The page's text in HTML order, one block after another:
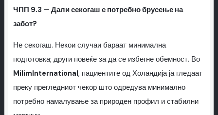
ЧПП 9.3 — Дали секогаш е потребно брусење на
забот?
Не секогаш. Некои случаи бараат минимална
подготовка; други повеќе за да се избегне обемност. Во
MilimInternational, пациентите од Холандија ја гледаат
преку прегледниот чекор што одредува минимално
потребно намалување за природен профил и стабилни